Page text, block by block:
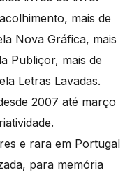
mais de
Nova Gráfica, mais
Publiçor, mais de
Letras Lavadas.
2007 até março
e rara em Portugal
para memória